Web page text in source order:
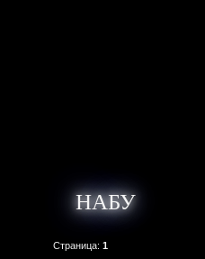
НАБУ
Страница: 1